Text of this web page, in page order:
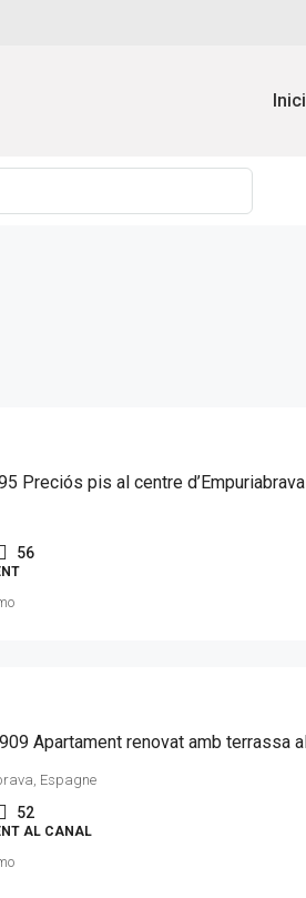
Inici
Preciós pis al centre d’Empuriabrava
56
Espagne
52
AL CANAL